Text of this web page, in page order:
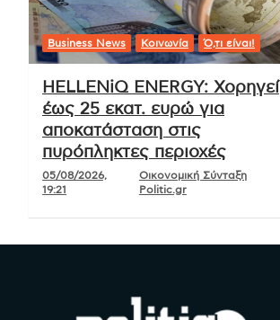
Business News Κοινωνία Ό,τι είναι!
HELLENiQ ENERGY: Χορηγεί
έως 25 εκατ. ευρώ για
αποκατάσταση στις
πυρόπληκτες περιοχές
05/08/2026,
19:21
Οικονομική Σύνταξη
Politic.gr